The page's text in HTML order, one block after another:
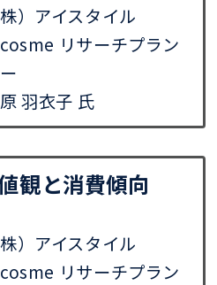
株）アイスタイル
リサーチプラン
羽衣子 氏
観と消費傾向
株）アイスタイル
リサーチプラン